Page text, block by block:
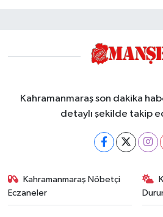
Kahramanmaraş son dakika
detaylı şekilde takip
Kahramanmaraş Nöbetçi
Eczaneler